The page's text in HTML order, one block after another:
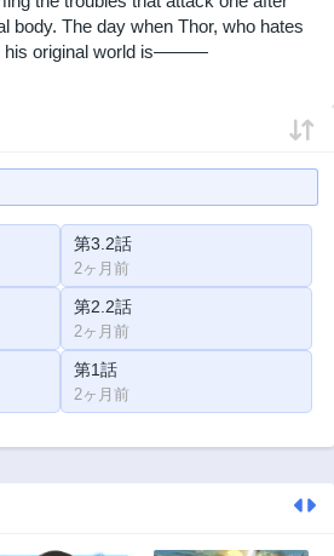
body. The day when Thor, who hates
his original world is―――
第3.2話
2ヶ月前
第2.2話
2ヶ月前
第1話
2ヶ月前